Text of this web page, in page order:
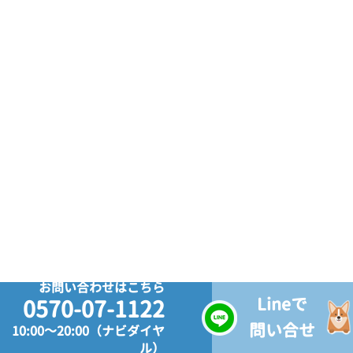
お問い合わせはこちら
0570-07-1122
10:00～20:00（ナビダイヤ
ル）
Lineで
問い合せ